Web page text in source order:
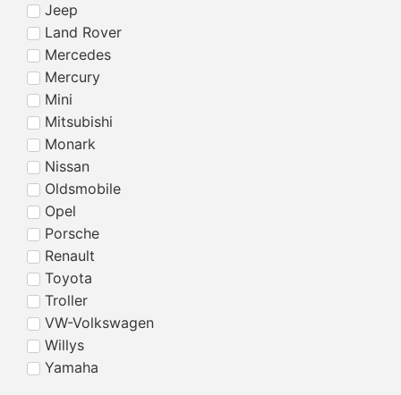
Jeep
Land Rover
Mercedes
Mercury
Mini
Mitsubishi
Monark
Nissan
Oldsmobile
Opel
Porsche
Renault
Toyota
Troller
VW-Volkswagen
Willys
Yamaha